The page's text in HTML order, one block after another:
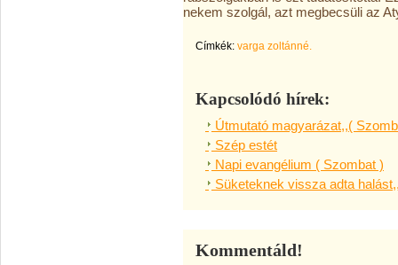
nekem szolgál, azt megbecsüli az
Címkék: varga zoltánné.
Kapcsolódó hírek:
Útmutató magyarázat,,(
Szép estét
Napi evangélium ( Szombat )
Süketeknek vissza adta
Kommentáld!